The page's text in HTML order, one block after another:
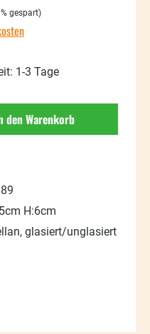
gespart)
1-3 Tage
den gewünschten
den Warenkorb
H:6cm
glasiert/unglasiert